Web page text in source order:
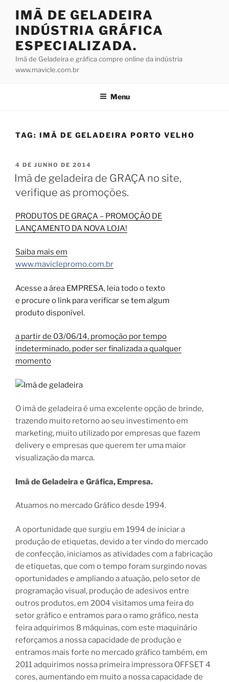
conteúdo
IMÃ DE GELADEIRA
INDÚSTRIA GRÁFICA
ESPECIALIZADA.
Imã de Geladeira e gráfica compre online da indústria
www.mavicle.com.br
Menu
TAG: IMÃ DE GELADEIRA PORTO VELHO
PUBLICADO
EM
4 DE JUNHO DE 2014
Imã de geladeira de GRAÇA no site,
verifique as promoções.
PRODUTOS DE GRAÇA – PROMOÇÃO DE
LANÇAMENTO DA NOVA LOJA!
Saiba mais em
www.maviclepromo.com.br
Acesse a área EMPRESA, leia todo o texto
e procure o link para verificar se tem algum
produto disponível.
a partir de 03/06/14, promoção por tempo
indeterminado, poder ser finalizada a qualquer
momento
O imã de geladeira é uma excelente opção de brinde,
trazendo muito retorno ao seu investimento em
marketing, muito utilizado por empresas que fazem
delivery e empresas que querem ter uma maior
visualização da marca.
Imã de Geladeira e Gráfica, Empresa.
Atuamos no mercado Gráfico desde 1994.
A oportunidade que surgiu em 1994 de iniciar a
produção de etiquetas, devido a ter vindo do mercado
de confecção, iniciamos as atividades com a fabricação
de etiquetas, que com o tempo foram surgindo novas
oportunidades e ampliando a atuação, pelo setor de
programação visual, produção de adesivos entre
outros produtos, em 2004 visitamos uma feira do
setor gráfico e entramos para o ramo gráfico, nesta
feira adquirimos 8 máquinas, com este maquinário
reforçamos a nossa capacidade de produção e
entramos mais forte no mercado gráfico também, em
2011 adquirimos nossa primeira impressora OFFSET 4
cores, aumentando em muito a nossa capacidade de